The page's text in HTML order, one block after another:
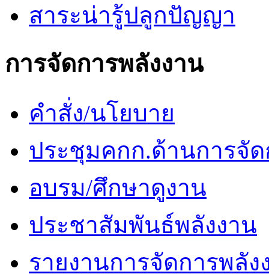
สาระน่ารู้ปลูกปัญญา
การจัดการพลังงาน
คำสั่ง/นโยบาย
ประชุมคกก.ด้านการจัด
อบรม/ศึกษาดูงาน
ประชาสัมพันธ์พลังงาน
รายงานการจัดการพลัง